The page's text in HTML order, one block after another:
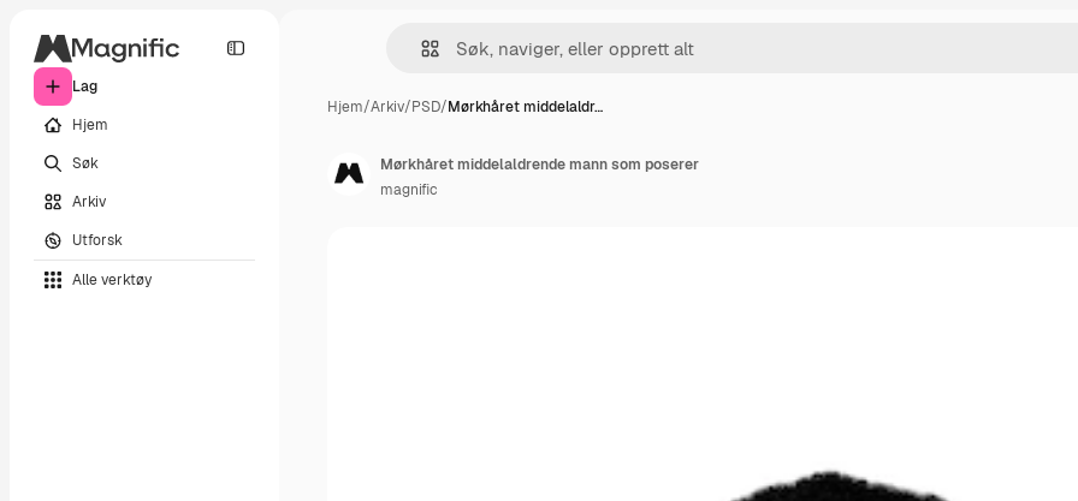
Lag
Hjem
Søk
Arkiv
Utforsk
Alle verktøy
Hjem/Arkiv/PSD/Mørkhåret middelaldr…
Mørkhåret middelaldrende mann som poserer
magnific